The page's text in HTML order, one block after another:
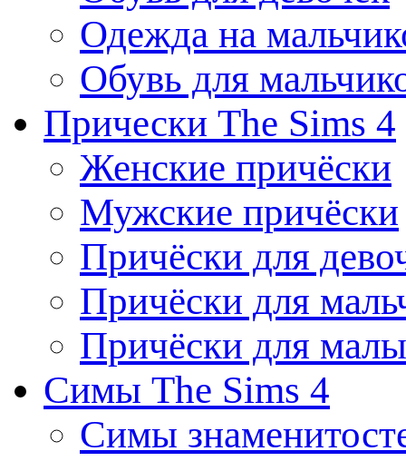
Одежда на
Обувь для
Прически The Sims 4
Женские причёски
Мужские причёски
Причёски для
Причёски для
Причёски для
Симы The Sims 4
Симы